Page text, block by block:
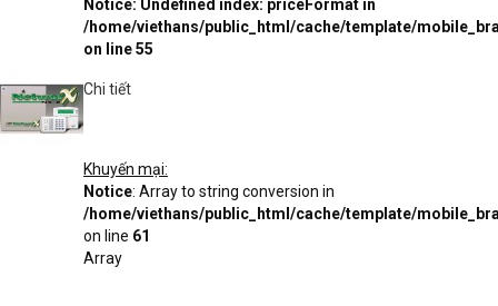
Notice: Undefined index: priceFormat in
/home/viethans/public_html/cache/template/
on line55
Chi tiết
Khuyến mại:
Notice: Array to string conversion in
/home/viethans/public_html/cache/template/
on line 61
Array